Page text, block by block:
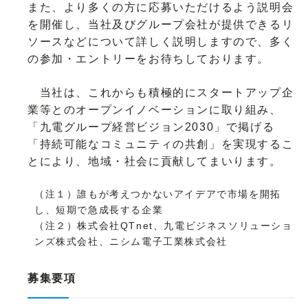
また、より多くの方に応募いただけるよう説明会
を開催し、当社及びグループ会社が提供できるリ
ソースなどについて詳しく説明しますので、多く
の参加・エントリーをお待ちしております。
当社は、これからも積極的にスタートアップ企
業等とのオープンイノベーションに取り組み、
「九電グループ経営ビジョン2030」で掲げる
「持続可能なコミュニティの共創」を実現するこ
とにより、地域・社会に貢献してまいります。
（注１）誰もが考えつかないアイデアで市場を開拓
し、短期で急成長する企業
（注２）株式会社QTnet、九電ビジネスソリューショ
ンズ株式会社、ニシム電子工業株式会社
募集要項